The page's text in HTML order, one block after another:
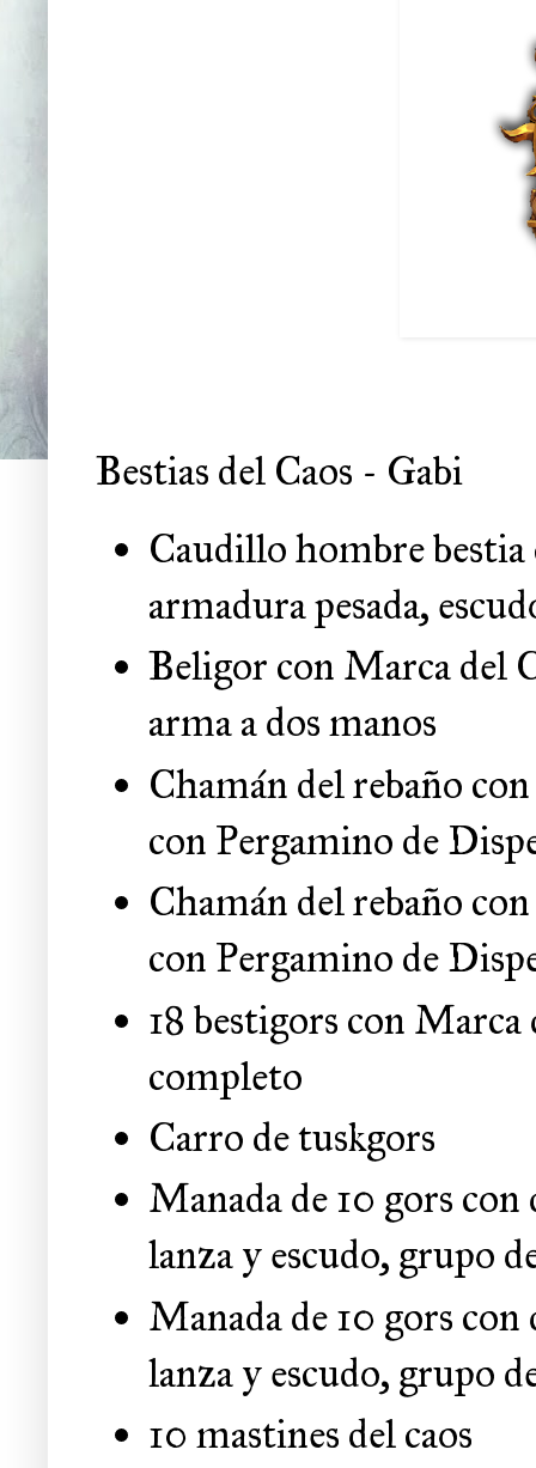
Bestias del Caos - Gabi
Caudillo hombre
armadura pesada,
Beligor con Marca del
arma a dos manos
Chamán del rebaño
con Pergamino de
Chamán del rebaño
con Pergamino de
18 bestigors con
completo
Carro de tuskgors
Manada de 10 gors
lanza y escudo, grupo
Manada de 10 gors
lanza y escudo, grupo
10 mastines del caos